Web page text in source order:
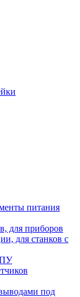
питания
для приборов
для станков с
под